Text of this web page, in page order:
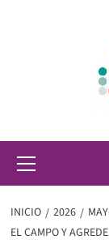
principal
INICIO 2026
EL CAMPO Y